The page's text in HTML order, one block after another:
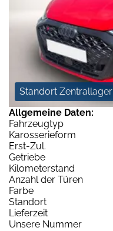
Standort Zentrallager
Allgemeine Daten:
Fahrzeugtyp
Karosserieform
Erst-Zul.
Getriebe
Kilometerstand
Anzahl der Türen
Farbe
Standort
Lieferzeit
Unsere Nummer